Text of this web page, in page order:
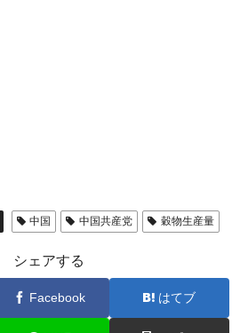
の高額取引馬が稼いだ金額とは？
中国 中国共産党 穀物生産量
シェアする
Facebook はてブ